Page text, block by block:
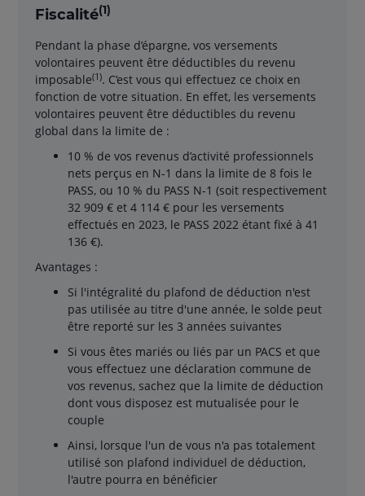
Fiscalité(1)
Pendant la phase d’épargne, vos versements
volontaires peuvent être déductibles du revenu
imposable(1). C’est vous qui effectuez ce choix en
fonction de votre situation. En effet, les versements
volontaires peuvent être déductibles du revenu
global dans la limite de :
10 % de vos revenus d’activité professionnels
nets perçus en N-1 dans la limite de 8 fois le
PASS, ou 10 % du PASS N-1 (soit respectivement
32 909 € et 4 114 € pour les versements
effectués en 2023, le PASS 2022 étant fixé à 41
136 €).
Avantages :
Si l'intégralité du plafond de déduction n'est
pas utilisée au titre d'une année, le solde peut
être reporté sur les 3 années suivantes
Si vous êtes mariés ou liés par un PACS et que
vous effectuez une déclaration commune de
vos revenus, sachez que la limite de déduction
dont vous disposez est mutualisée pour le
couple
Ainsi, lorsque l'un de vous n'a pas totalement
utilisé son plafond individuel de déduction,
l'autre pourra en bénéficier